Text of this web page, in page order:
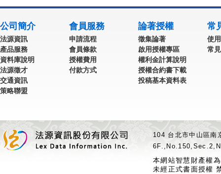
公司簡介
法源資訊
產品服務
資料庫說明
法源徵才
交通資訊
策略聯盟
會員服務
申請流程
會員條款
授權費用
付款方式
論著授權
徵集論著
啟用授權專區
權利金計算說明
授權合約書下載
投稿基本資料表
常
使
常
104 台北市中山區
本網站智慧財產權
未經正式書面授權